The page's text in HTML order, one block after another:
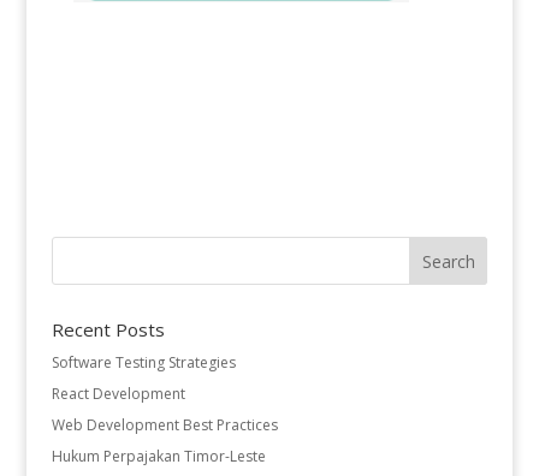
Recent Posts
Software Testing Strategies
React Development
Web Development Best Practices
Hukum Perpajakan Timor-Leste